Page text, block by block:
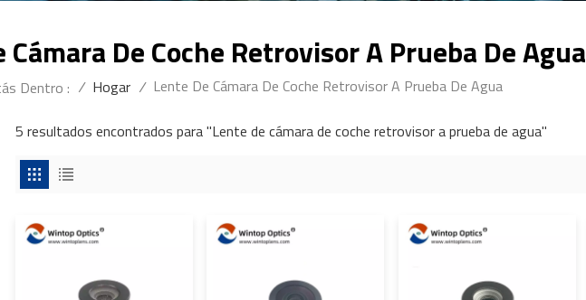
Cámara De Coche Retrovisor A Prueba De Agua
Dentro : / Hogar / Lente De Cámara De Coche Retrovisor A Prueba De Agua
5 resultados encontrados para "Lente de cámara de coche retrovisor a prueba de agua"